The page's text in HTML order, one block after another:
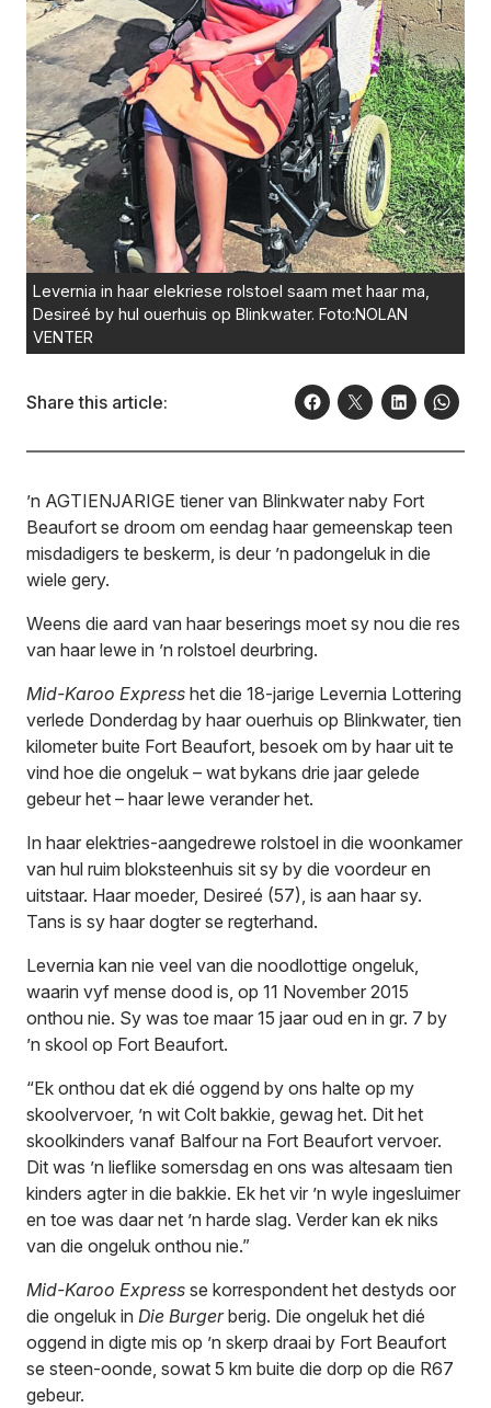
Levernia in haar elekriese rolstoel saam met haar ma,
Desireé by hul ouerhuis op Blinkwater. Foto:NOLAN
VENTER
Share this article:
’n AGTIENJARIGE tiener van Blinkwater naby Fort
Beaufort se droom om eendag haar gemeenskap teen
misdadigers te beskerm, is deur ’n padongeluk in die
wiele gery.
Weens die aard van haar beserings moet sy nou die res
van haar lewe in ’n rolstoel deurbring.
Mid-Karoo Express het die 18-jarige Levernia Lottering
verlede Donderdag by haar ouerhuis op Blinkwater, tien
kilometer buite Fort Beaufort, besoek om by haar uit te
vind hoe die ongeluk – wat bykans drie jaar gelede
gebeur het – haar lewe verander het.
In haar elektries-aangedrewe rolstoel in die woonkamer
van hul ruim bloksteenhuis sit sy by die voordeur en
uitstaar. Haar moeder, Desireé (57), is aan haar sy.
Tans is sy haar dogter se regterhand.
Levernia kan nie veel van die noodlottige ongeluk,
waarin vyf mense dood is, op 11 November 2015
onthou nie. Sy was toe maar 15 jaar oud en in gr. 7 by
’n skool op Fort Beaufort.
“Ek onthou dat ek dié oggend by ons halte op my
skoolvervoer, ’n wit Colt bakkie, gewag het. Dit het
skoolkinders vanaf Balfour na Fort Beaufort vervoer.
Dit was ’n lieflike somersdag en ons was altesaam tien
kinders agter in die bakkie. Ek het vir ’n wyle ingesluimer
en toe was daar net ’n harde slag. Verder kan ek niks
van die ongeluk onthou nie.”
Mid-Karoo Express se korrespondent het destyds oor
die ongeluk in Die Burgerberig. Die ongeluk het dié
oggend in digte mis op ’n skerp draai by Fort Beaufort
se steen-oonde, sowat 5 km buite die dorp op die R67
gebeur.